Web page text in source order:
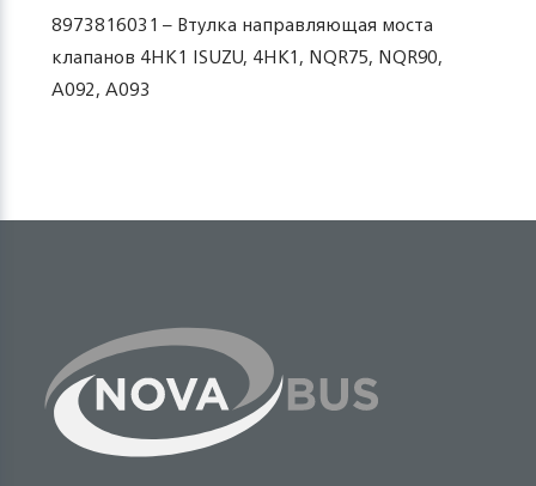
8973816031 – Втулка направляющая моста
клапанов 4HK1 ISUZU, 4HK1, NQR75, NQR90,
A092, A093